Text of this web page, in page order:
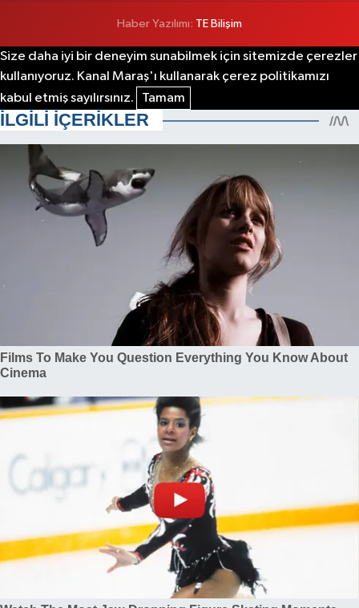
Haber Yazılımı: TE Bilişim
Size daha iyi bir deneyim sunabilmek için sitemizde çerezler
kullanıyoruz. Kanal Maraş'ı kullanarak çerez politikamızı
kabul etmiş sayılırsınız.
Tamam